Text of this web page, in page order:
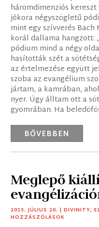
háromdimenziós
jókora négyszögletű
mint egy szívverés Bach
korál dallama hangzott:
pódium mind a négy
hasították szét a
az értelmezése együtt
szoba az evangélium
jártam, a kamrában,
nyer. Úgy álltam ott a
gyomrában. Ha
BŐVEBBEN
Meglepő
2013. JÚLIUS 20. |DIVINITY,
HOZZÁSZÓLÁSOK